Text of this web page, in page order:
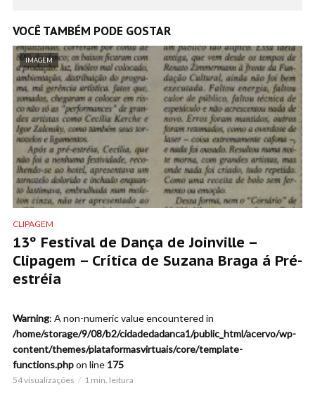
VOCÊ TAMBÉM PODE GOSTAR
IMAGEM
CLIPAGEM
13º Festival de Dança de Joinville –
Clipagem – Crítica de Suzana Braga á Pré-
estréia
Warning: A non-numeric value encountered in
/home/storage/9/08/b2/cidadedadanca1/public_html/acervo/wp-
content/themes/plataformasvirtuais/core/template-
functions.phpon line 175
54 visualizações 1 min. leitura